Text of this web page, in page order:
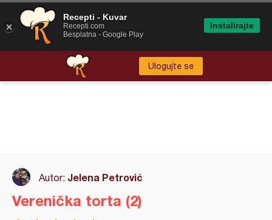
Ulogujte se
Autor: Jelena Petrović
Verenička torta (2)
Recepti - Kuvar
Recepti.com
Besplatna - Google Play
Instalirajte